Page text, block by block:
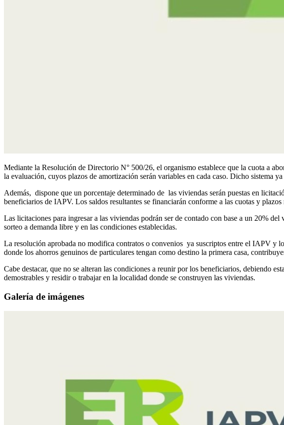
Mediante la Resolución de Directorio N° 500/26, el organismo establece que la cuota a
la evaluación, cuyos plazos de amortización serán variables en cada caso. Dicho sistema
Además, dispone que un porcentaje determinado de las viviendas serán puestas en
beneficiarios de IAPV. Los saldos resultantes se financiarán conforme a las cuotas y
Las licitaciones para ingresar a las viviendas podrán ser de contado con base a un 20%
sorteo a demanda libre y en las condiciones establecidas.
La resolución aprobada no modifica contratos o convenios ya suscriptos entre el IAPV y
donde los ahorros genuinos de particulares tengan como destino la primera casa,
Cabe destacar, que no se alteran las condiciones a reunir por los beneficiarios, debiendo
demostrables y residir o trabajar en la localidad donde se construyen las viviendas.
Galería de imágenes